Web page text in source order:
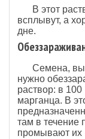
В этот
всплывут, а
дне.
Семена,
нужно
раствор: в
марганца. В
там в течение
промывают их